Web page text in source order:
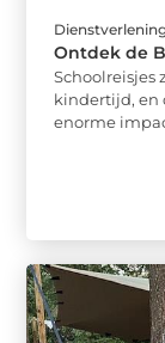
Ontdek de
Schoolreisjes
kindertijd, en
enorme